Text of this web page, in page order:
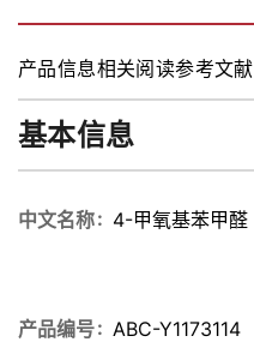
产品信息相关阅读参考文献
基本信息
中文名称 4-甲氧基苯甲醛
产品编号 ABC-Y1173114